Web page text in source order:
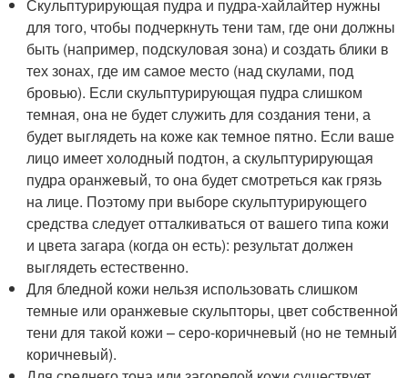
Скульптурирующая пудра и пудра-хайлайтер нужны
для того, чтобы подчеркнуть тени там, где они должны
быть (например, подскуловая зона) и создать блики в
тех зонах, где им самое место (над скулами, под
бровью). Если скульптурирующая пудра слишком
темная, она не будет служить для создания тени, а
будет выглядеть на коже как темное пятно. Если ваше
лицо имеет холодный подтон, а скульптурирующая
пудра оранжевый, то она будет смотреться как грязь
на лице. Поэтому при выборе скульптурирующего
средства следует отталкиваться от вашего типа кожи
и цвета загара (когда он есть): результат должен
выглядеть естественно.
Для бледной кожи нельзя использовать слишком
темные или оранжевые скульпторы, цвет собственной
тени для такой кожи – серо-коричневый (но не темный
коричневый).